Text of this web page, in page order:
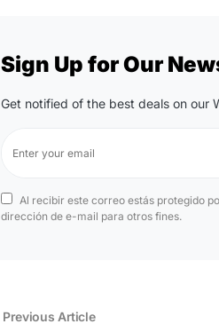
Sign Up for Our
Get notified of the best deals on our
Al recibir este correo estás protegido
dirección de e-mail para otros fines.
Previous Article